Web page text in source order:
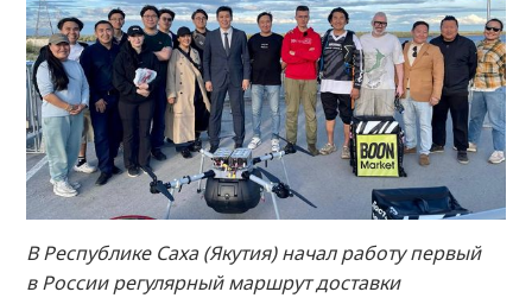
В Республике Саха (Якутия) начал работу первый
в России регулярный маршрут доставки